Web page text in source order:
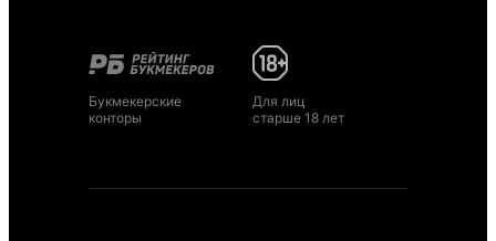
Букмекерские
конторы
Для лиц
старше 18 лет